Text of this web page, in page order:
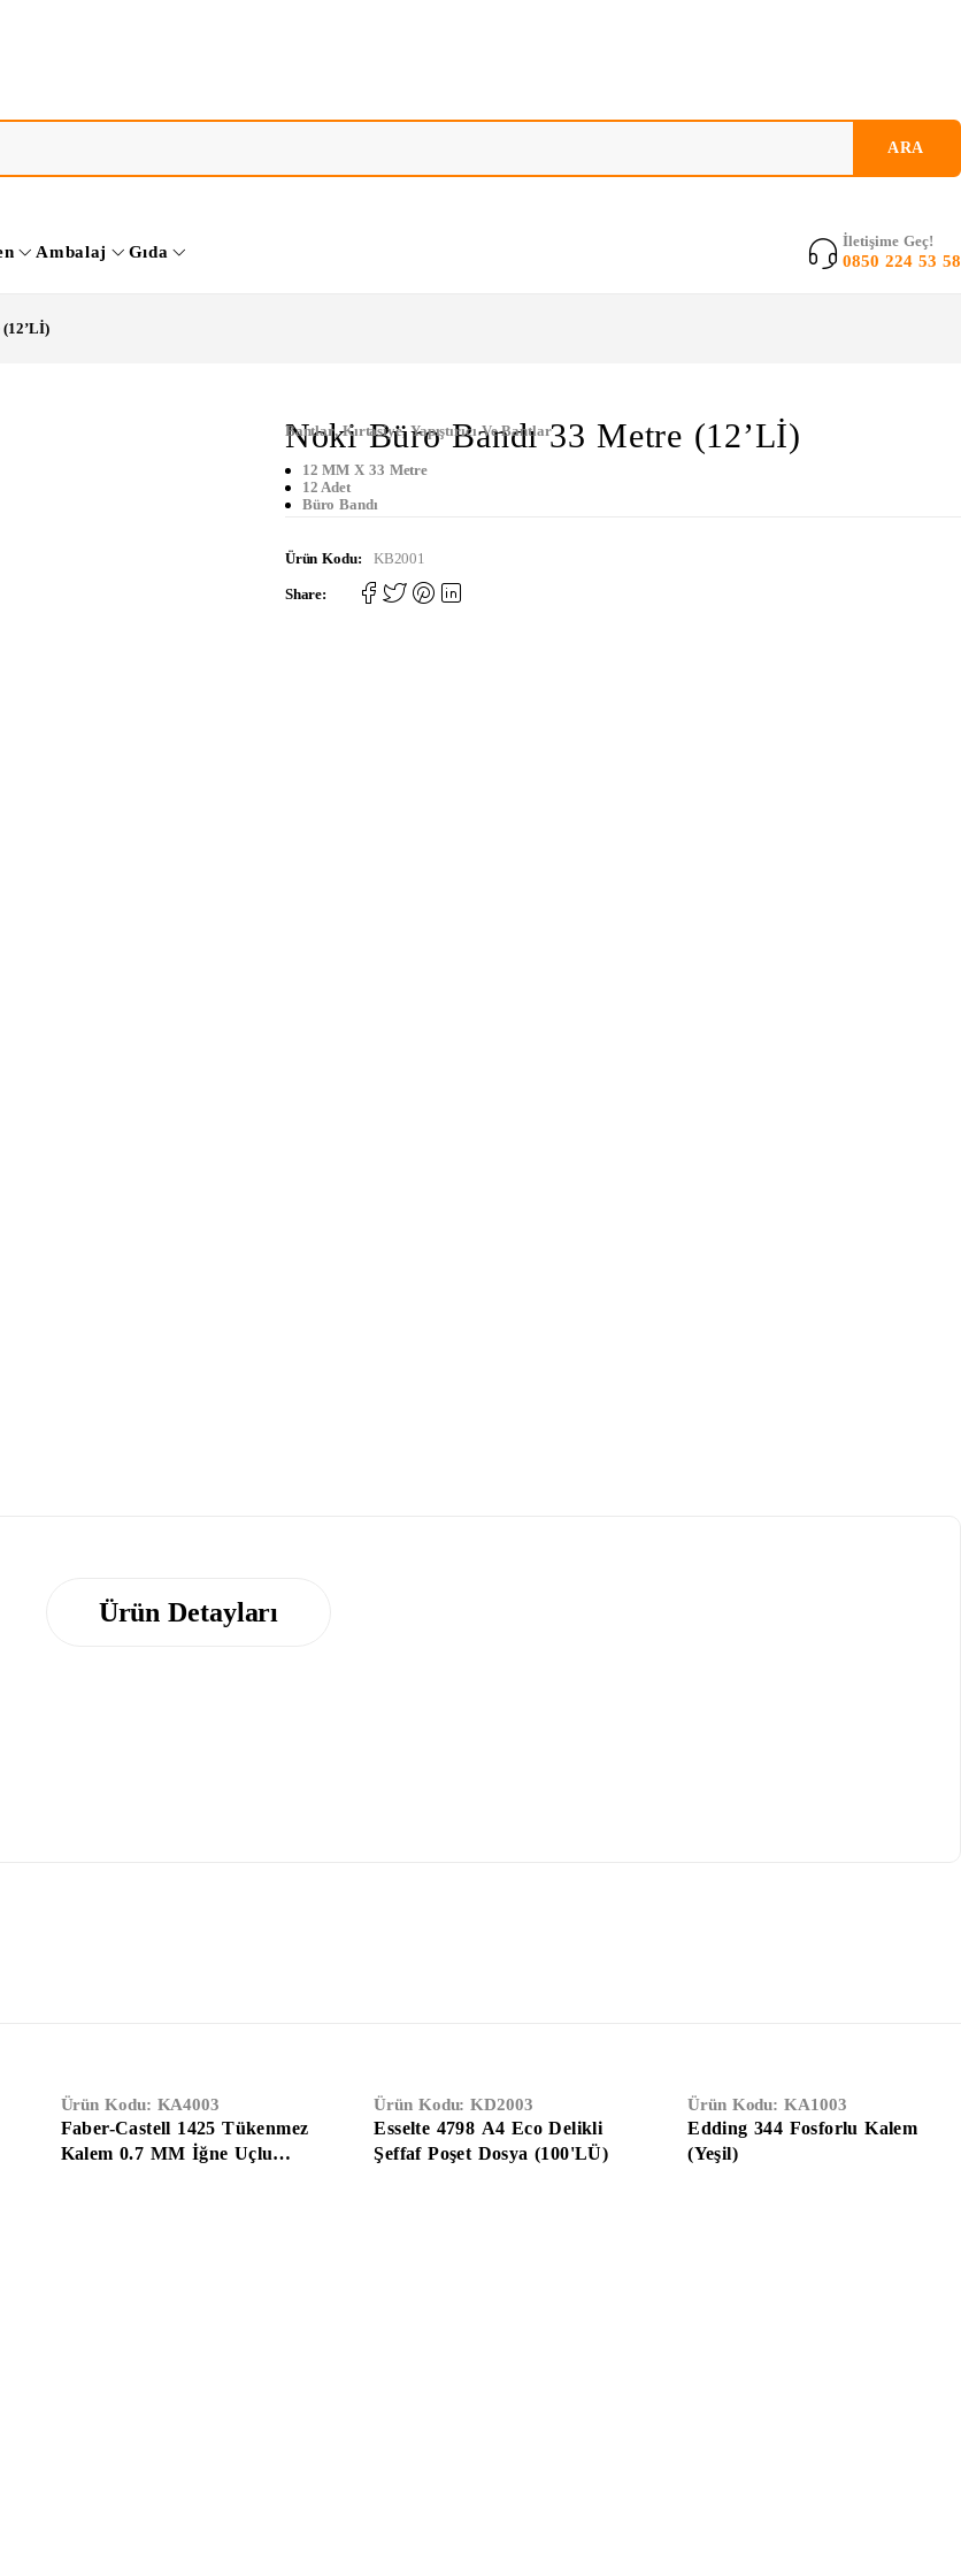
Ambalaj Gıda
İletişime Geç!
0850 224 53 58
Bantlar,Kırtasiye, Yapıştırıcı Ve Bantlar
Noki Büro Bandı 33 Metre (12’Lİ)
12 MM X 33 Metre
12 Adet
Büro Bandı
Ürün Kodu: KB2001
Share:
Ürün Detayları
Ürün Kodu: KA4003
Faber-Castell 1425 Tükenmez
Kalem 0.7 MM İğne Uçlu
Ürün Kodu:KD2003
Esselte 4798 A4 Eco Delikli
Şeffaf Poşet Dosya (100'LÜ)
Ürün Kodu:KA1003
Edding 344 Fosforlu Kalem
(Yeşil)